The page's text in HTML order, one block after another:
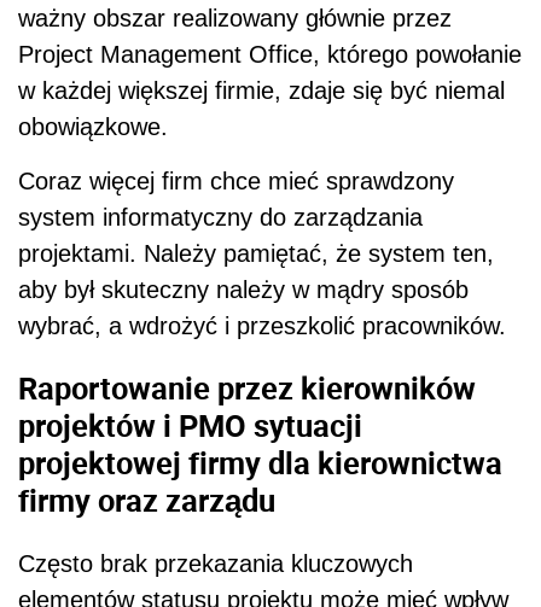
ważny obszar realizowany głównie przez
Project Management Office, którego powołanie
w każdej większej firmie, zdaje się być niemal
obowiązkowe.
Coraz więcej firm chce mieć sprawdzony
system informatyczny do zarządzania
projektami. Należy pamiętać, że system ten,
aby był skuteczny należy w mądry sposób
wybrać, a wdrożyć i przeszkolić pracowników.
Raportowanie przez kierowników
projektów i PMO sytuacji
projektowej firmy dla kierownictwa
firmy oraz zarządu
Często brak przekazania kluczowych
elementów statusu projektu może mieć wpływ